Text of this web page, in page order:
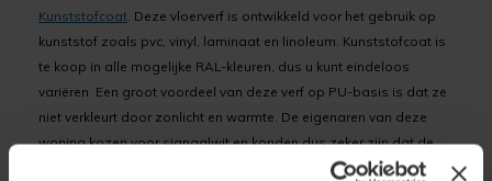
Kunststofcoat. Deze vloerverf is ontwikkeld voor het gebruik op
kunststof zoals pvc, vinyl, laminaat en linoleum. Kunststofcoat is
te koop in alle mogelijke RAL-kleuren, dus u kunt eindeloos
variëren. Een groot voordeel van deze verf op PU-basis is dat ze
niet verkleurt door zonlicht en warmte. De eigenaren van deze
woning kozen voor signaalwit en konden dus zeker zijn dat de